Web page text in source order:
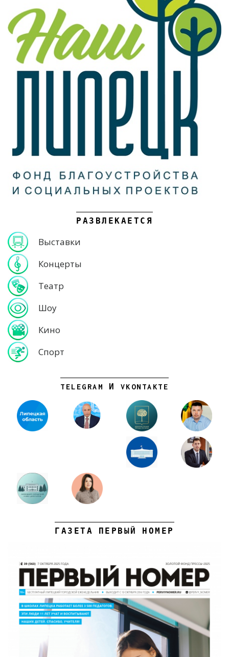
РАЗВЛЕКАЕТСЯ
Выставки
Концерты
Театр
Шоу
Кино
Спорт
TELEGRAM И VKONTAKTE
ГАЗЕТА ПЕРВЫЙ НОМЕР